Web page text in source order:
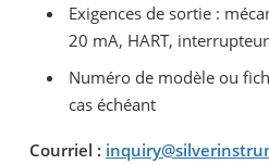
Exigences de sortie :
20 mA, HART,
Numéro de modèle ou
cas échéant
Courriel :